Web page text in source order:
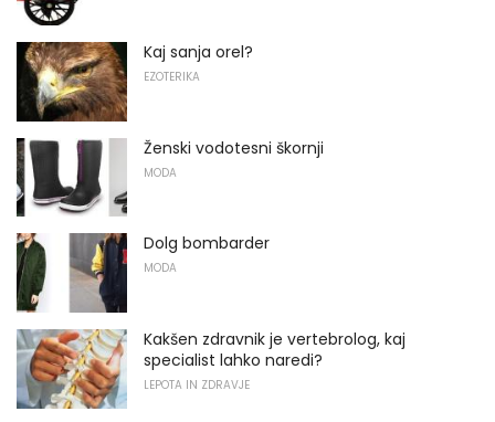
Kaj sanja orel?
EZOTERIKA
Ženski vodotesni škornji
MODA
Dolg bombarder
MODA
Kakšen zdravnik je vertebrolog, kaj
specialist lahko naredi?
LEPOTA IN ZDRAVJE